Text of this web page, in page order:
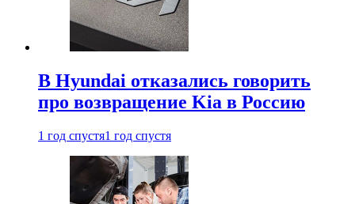
В Hyundai отказались говорить
про возвращение Kia в Россию
1 год спустя1 год спустя